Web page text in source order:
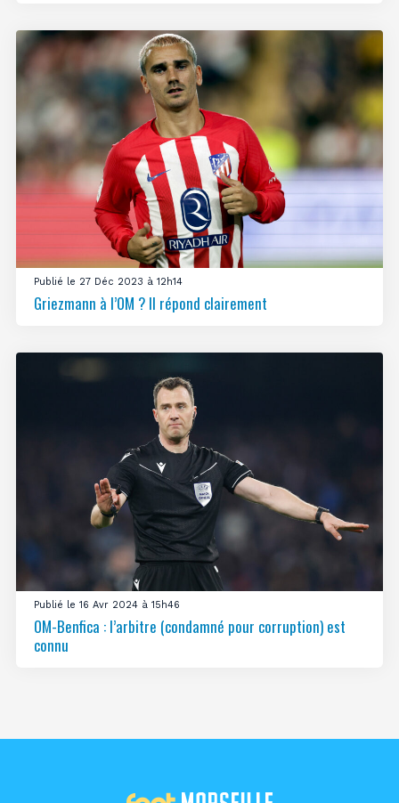
Publié le 27 Déc 2023 à 12h14
Griezmann à l’OM ? Il répond clairement
Publié le 16 Avr 2024 à 15h46
OM-Benfica : l’arbitre (condamné pour corruption) est
connu